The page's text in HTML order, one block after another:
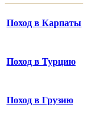
Поход в Карпаты
Поход в Турцию
Поход в Грузию